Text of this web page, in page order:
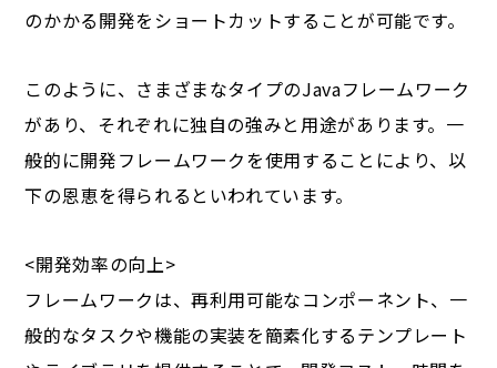
のかかる開発をショートカットすることが可能です。
このように、さまざまなタイプのJavaフレームワーク
があり、それぞれに独自の強みと用途があります。一
般的に開発フレームワークを使用することにより、以
下の恩恵を得られるといわれています。
<開発効率の向上>
フレームワークは、再利用可能なコンポーネント、一
般的なタスクや機能の実装を簡素化するテンプレート